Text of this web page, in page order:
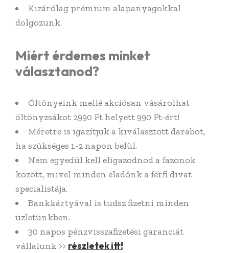
Kizárólag prémium alapanyagokkal
dolgozunk.
Miért érdemes minket
választanod?
Öltönyeink mellé akciósan vásárolhat
öltönyzsákot 2990 Ft helyett 990 Ft-ért!
Méretre is igazítjuk a kiválasztott darabot,
ha szükséges 1-2 napon belül.
Nem egyedül kell eligazodnod a fazonok
között, mivel minden eladónk a férfi divat
specialistája.
Bankkártyával is tudsz fizetni minden
üzletünkben.
30 napos pénzvisszafizetési garanciát
vállalunk >> részletek itt!